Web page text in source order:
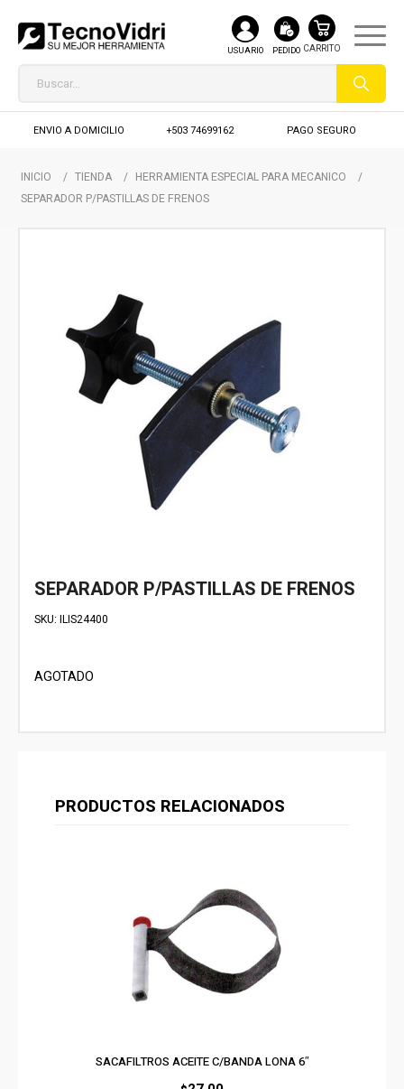
USUARIO PEDIDO
ENVIO A DOMICILIO +503 74699162 PAGO SEGURO
INICIO / TIENDA / HERRAMIENTA ESPECIAL PARA MECANICO
/
SEPARADOR P/PASTILLAS DE FRENOS
SEPARADOR P/PASTILLAS DE FRENOS
SKU: ILIS24400
AGOTADO
PRODUCTOS RELACIONADOS
SACAFILTROS ACEITE C/BANDA LONA 6″